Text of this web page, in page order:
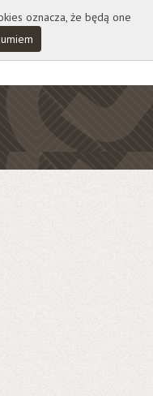
oznacza, że będą one